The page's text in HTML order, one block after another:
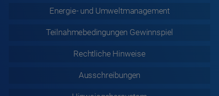
Energie- und Umweltmanagement
Teilnahmebedingungen Gewinnspiel
Rechtliche Hinweise
Ausschreibungen